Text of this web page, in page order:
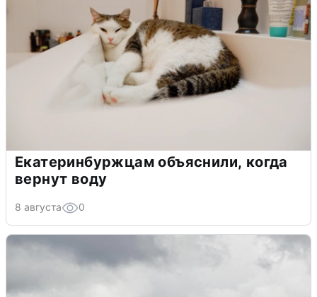
Екатеринбуржцам объяснили, когда
вернут воду
8 августа 0